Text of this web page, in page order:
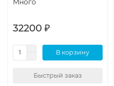
32200 ₽
В корзину
Быстрый заказ